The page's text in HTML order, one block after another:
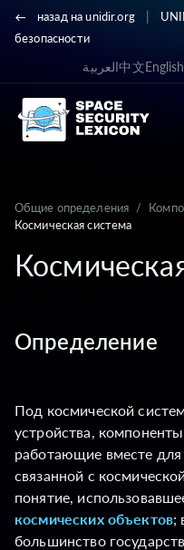
назад на unidir.org |
безопасности
العربية中文English
Общие определения /
Космическая система
Определение
Под космической
устройства,
работающие вместе
связанной с
понятие,
космических объектов;
большинство